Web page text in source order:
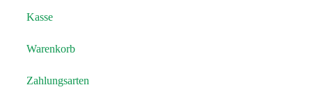
Kasse
Warenkorb
Zahlungsarten